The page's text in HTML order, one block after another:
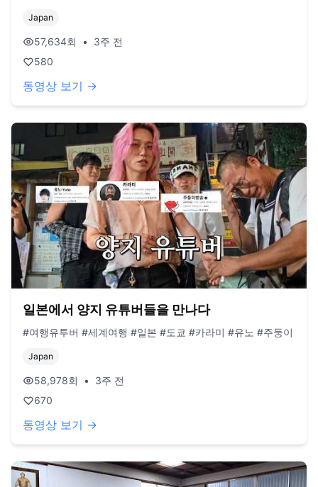
Japan
57,634회 •
3주 전
580
동영상 보기 →
일본에서 양지 유튜버들을 만나다
#여행유투버 #세계여행 #일본 #도쿄 #카라미 #유노 #주둥이
Japan
58,978회 •
3주 전
670
동영상 보기 →